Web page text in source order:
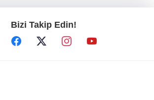
Müsavat Dervişoğlu Balıkesir'e "Bayrak
Kaldırıyorum" Mitingi çağrısında bulundu!
Bizi Takip Edin!